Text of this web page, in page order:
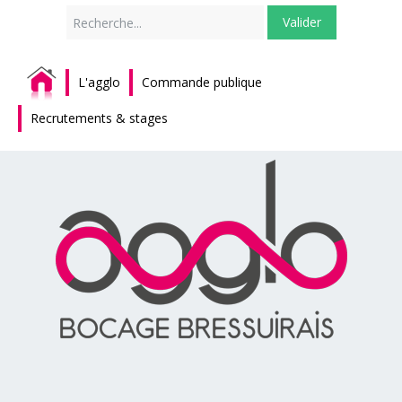
Valider
L'agglo Commande publique
Recrutements & stages